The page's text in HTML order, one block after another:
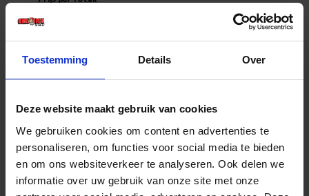
Toestemming Details Over
Deze website maakt gebruik van cookies
We gebruiken cookies om content en advertenties te
personaliseren, om functies voor social media te bieden
en om ons websiteverkeer te analyseren. Ook delen we
informatie over uw gebruik van onze site met onze
€ 818,50 incl. BTW
- +
Stuk
Bestel nu!